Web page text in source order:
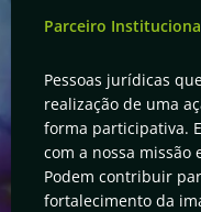
Parceiro
Pessoas jurídicas
realização de uma
forma participativa.
com a nossa missão
Podem contribuir
fortalecimento da